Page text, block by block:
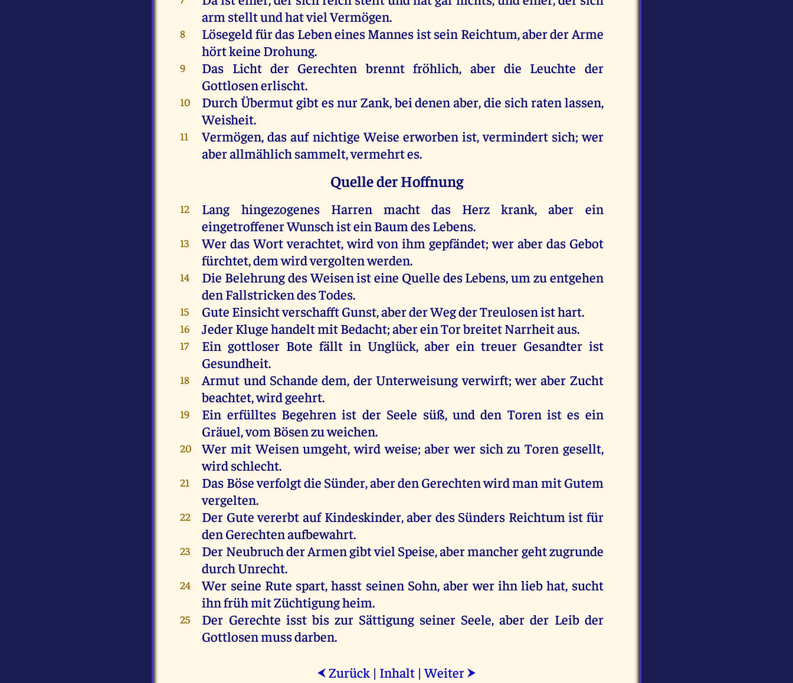
arm stelltundhatviel Vermögen.
8 Lösegeld fürdas LebeneinesMannesistsein Reichtum,aberder Arme
hörtkeine Drohung.
9 Das Licht der Gerechten brennt fröhlich, aber die Leuchte der
Gottlosenerlischt.
10 Durch ÜbermutgibtesnurZank,bei denen aber,die sich raten lassen,
Weisheit.
11 Vermögen,das auf nichtige Weise erworben ist, vermindert sich;wer
aberallmählich sammelt,vermehrtes.
Quelle der Hoffnung
12 Lang hingezogenes Harren macht das Herz krank,aber
ein
eingetroffenerWunschistein Baum desLebens.
13 Wer das Wort verachtet,wird von ihm gepfändet;wer aber das Gebot
fürchtet,dem wirdvergoltenwerden.
14 Die BelehrungdesWeisenisteine Quelle desLebens,um zu entgehen
den FallstrickendesTodes.
15 Gute EinsichtverschafftGunst,aberderWegderTreulosenisthart.
16 JederKlugehandeltmitBedacht;abereinTorbreitetNarrheitaus.
17 Ein gottloser Bote fällt in Unglück,aber ein treuer Gesandter ist
Gesundheit.
18 Armut und Schande dem, der Unterweisung verwirft;wer aber Zucht
beachtet,wirdgeehrt.
19 Ein erfülltes Begehren ist der Seele süß, und den Toren ist es ein
Gräuel,vom Bösenzu weichen.
20 Wer mit Weisen umgeht,wird weise;aber wer sich zu Toren gesellt,
wird schlecht.
21 Das Böseverfolgtdie Sünder,aberden Gerechtenwirdman mitGutem
vergelten.
22 Der Gute vererbt auf Kindeskinder,aber des Sünders Reichtum ist für
den Gerechtenaufbewahrt.
23 Der NeubruchderArmengibtviel Speise,abermanchergehtzugrunde
durchUnrecht.
24 Wer seine Rute spart, hasst seinen Sohn,aber wer ihn lieb hat, sucht
ihnfrühmitZüchtigungheim.
25 Der Gerechte isstbis zurSättigung seiner Seele,aber der Leib der
Gottlosenmussdarben.
⮜ Zurück | Inhalt |Weiter ⮞